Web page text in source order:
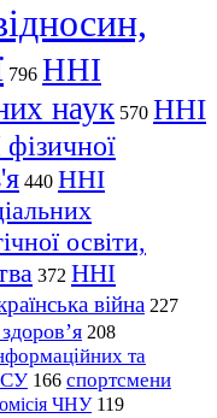
796 ННІ
наук 570 ННІ
440 ННІ
освіти,
372 ННІ
війна 227
208
та
166 спортсмени
ЧНУ 119